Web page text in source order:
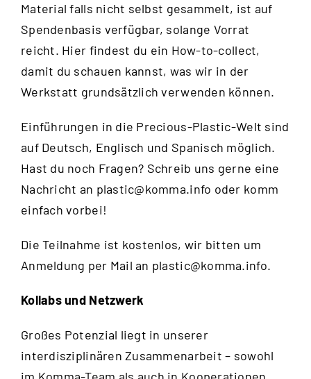
Material falls nicht selbst gesammelt, ist auf
Spendenbasis verfügbar, solange Vorrat
reicht. Hier findest du ein How-to-collect,
damit du schauen kannst, was wir in der
Werkstatt grundsätzlich verwenden können.
Einführungen in die Precious-Plastic-Welt sind
auf Deutsch, Englisch und Spanisch möglich.
Hast du noch Fragen? Schreib uns gerne eine
Nachricht an plastic@komma.info oder komm
einfach vorbei!
Die Teilnahme ist kostenlos, wir bitten um
Anmeldung per Mail an plastic@komma.info.
Kollabs und Netzwerk
Großes Potenzial liegt in unserer
interdisziplinären Zusammenarbeit – sowohl